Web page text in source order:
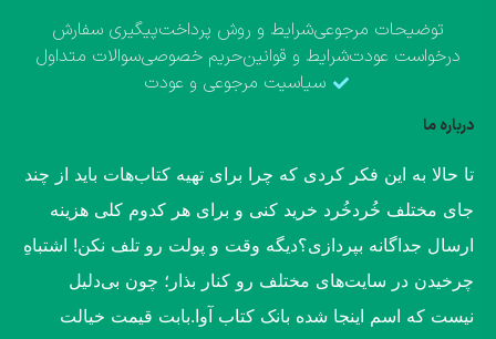
توضیحات مرجوعیشرایط و روش پرداختپیگیری سفارش
درخواست عودتشرایط و قوانینحریم خصوصیسوالات متداول
سیاسیت مرجوعی و عودت
درباره ما
​تا حالا به این فکر کردی که چرا برای تهیه کتاب‌هات باید از چند
جای مختلف خُردخُرد خرید کنی و برای هر کدوم کلی هزینه
ارسال جداگانه بپردازی؟​دیگه وقت و پولت رو تلف نکن! اشتباهِ
چرخیدن در سایت‌های مختلف رو کنار بذار؛ چون بی‌دلیل
نیست که اسم اینجا شده بانک کتاب آوا.​بابت قیمت خیالت